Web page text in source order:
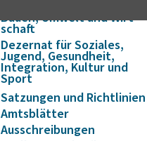
Bauen, Umwelt und Wirt­
schaft
Dezernat für Soziales,
Jugend, Gesundheit,
Integration, Kultur und
Sport
Satzungen und Richtlinien
Amtsblätter
Ausschreibungen